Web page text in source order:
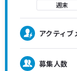
週末
アクティブ
募集人数